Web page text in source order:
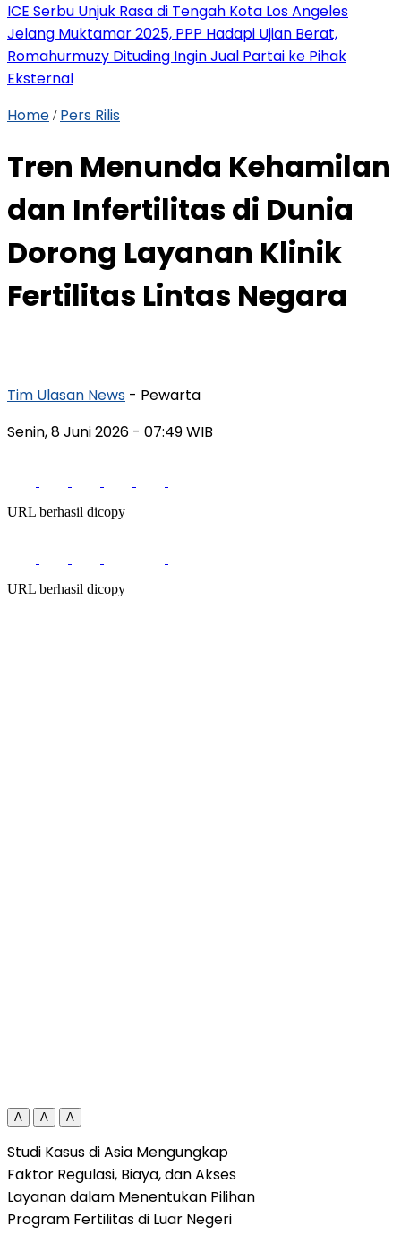
ICE Serbu Unjuk Rasa di Tengah Kota Los Angeles
Jelang Muktamar 2025, PPP Hadapi Ujian Berat,
Romahurmuzy Dituding Ingin Jual Partai ke Pihak
Eksternal
Home / Pers Rilis
Tren Menunda Kehamilan
dan Infertilitas di Dunia
Dorong Layanan Klinik
Fertilitas Lintas Negara
Tim Ulasan News - Pewarta
Senin, 8 Juni 2026 - 07:49 WIB
URL berhasil dicopy
URL berhasil dicopy
A A A
Studi Kasus di Asia Mengungkap
Faktor Regulasi, Biaya, dan Akses
Layanan dalam Menentukan Pilihan
Program Fertilitas di Luar Negeri